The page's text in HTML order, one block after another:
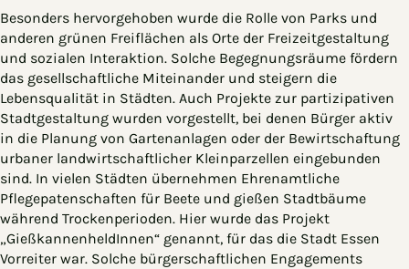
Besonders hervorgehoben wurde die Rolle von Parks und
anderen grünen Freiflächen als Orte der Freizeitgestaltung
und sozialen Interaktion. Solche Begegnungsräume fördern
das gesellschaftliche Miteinander und steigern die
Lebensqualität in Städten. Auch Projekte zur partizipativen
Stadtgestaltung wurden vorgestellt, bei denen Bürger aktiv
in die Planung von Gartenanlagen oder der Bewirtschaftung
urbaner landwirtschaftlicher Kleinparzellen eingebunden
sind. In vielen Städten übernehmen Ehrenamtliche
Pflegepatenschaften für Beete und gießen Stadtbäume
während Trockenperioden. Hier wurde das Projekt
„GießkannenheldInnen“ genannt, für das die Stadt Essen
Vorreiter war. Solche bürgerschaftlichen Engagements